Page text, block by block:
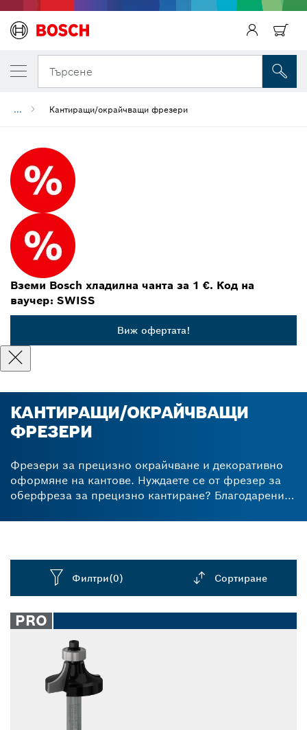
Търсене
... Кантиращи/окрайчващи фрезери
Вземи Bosch хладилна чанта за 1 €. Код на
ваучер: SWISS
Виж офертата!
КАНТИРАЩИ/ОКРАЙЧВАЩИ
ФРЕЗЕРИ
Фрезери за прецизно окрайчване и декоративно
оформяне на кантове. Нуждаете се от фрезер за
оберфреза за прецизно кантиране? Благодарение
нашите фрезери за заобляне на ръбове и фино
издръжливи и помага да изрязвате измерени и
прецизно оформени кантове за дълъг срок от
кантове на всички видове дървесина и дървесни
композити.
Филтри(0) Сортиране
closed
PRO